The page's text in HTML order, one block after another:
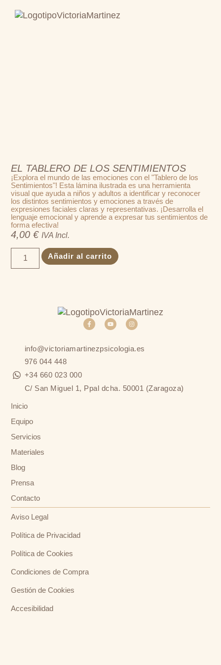
EL TABLERO DE LOS SENTIMIENTOS
¡Explora el mundo de las emociones con el "Tablero de los
Sentimientos"! Esta lámina ilustrada es una herramienta
visual que ayuda a niños y adultos a identificar y reconocer
los distintos sentimientos y emociones a través de
expresiones faciales claras y representativas. ¡Desarrolla el
lenguaje emocional y aprende a expresar tus sentimientos de
forma efectiva!
4,00€ IVA Incl.
Añadir al carrito
info@victoriamartinezpsicologia.es
976 044 448
+34 660 023 000
C/ San Miguel 1, Ppal dcha. 50001 (Zaragoza)
Inicio
Equipo
Servicios
Materiales
Blog
Prensa
Contacto
Aviso Legal
Política de Privacidad
Política de Cookies
Condiciones de Compra
Gestión de Cookies
Accesibilidad